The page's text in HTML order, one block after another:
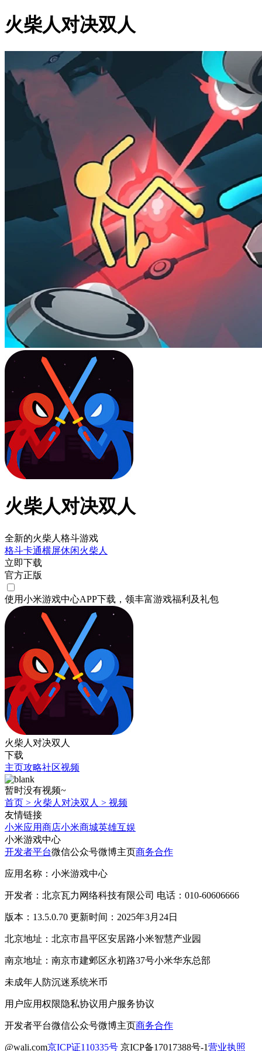
火柴人对决双人
火柴人对决双人
全新的火柴人格斗游戏
格斗卡通横屏休闲火柴人
立即下载
官方正版
使用小米游戏中心APP下载 ，领丰富游戏福利 及礼包
火柴人对决双人
下载
主页攻略社区视频
暂时没有视频~
首页 > 火柴人对决双人 > 视频
友情链接
小米应用商店小米商城英雄互娱
小米游戏中心
开发者平台微信公众号微博主页商务合作
应用名称：小米游戏中心
开发者：北京瓦力网络科技有限公司 电话：010-60606666
版本：13.5.0.70 更新时间：2025年3月24日
北京地址：北京市昌平区安居路小米智慧产业园
南京地址：南京市建邺区永初路37号小米华东总部
未成年人防沉迷系统米币
用户应用权限隐私协议用户服务协议
开发者平台微信公众号微博主页商务合作
@wali.com京ICP证110335号 京ICP备17017388号-1营业执照